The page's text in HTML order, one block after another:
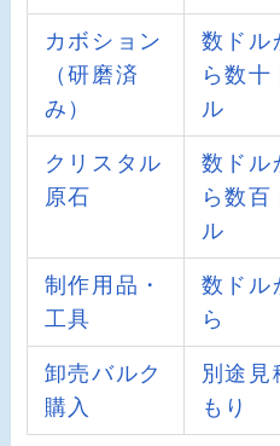
カボション
（研磨済
み）
数ドル
ら数十
ル
クリスタル
原石
数ドル
ら数百
ル
制作用品・
工具
数ドル
ら
卸売バルク
購入
別途見
もり